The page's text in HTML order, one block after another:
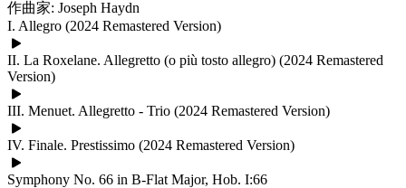
作曲家: Joseph Haydn
I. Allegro (2024 Remastered Version)
II. La Roxelane. Allegretto (o più tosto allegro) (2024 Remastered
Version)
III. Menuet. Allegretto - Trio (2024 Remastered Version)
IV. Finale. Prestissimo (2024 Remastered Version)
Symphony No. 66 in B-Flat Major, Hob. I:66